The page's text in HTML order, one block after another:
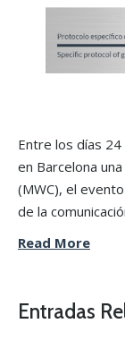
Entre los días
en Barcelona
(MWC), el
de la
Read More
Entradas